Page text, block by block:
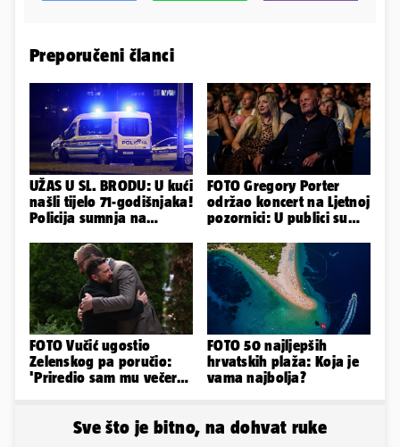
Preporučeni članci
UŽAS U SL. BRODU: U kući
našli tijelo 71-godišnjaka!
Policija sumnja na
FOTO Gregory Porter
održao koncert na Ljetnoj
pozornici: U publici su
FOTO Vučić ugostio
Zelenskog pa poručio:
'Priredio sam mu večeru
FOTO 50 najljepših
hrvatskih plaža: Koja je
vama najbolja?
Sve što je bitno, na dohvat ruke